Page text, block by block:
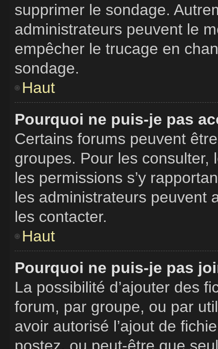
supprimer le sondage.
administrateurs peuvent le
empêcher le trucage en
sondage.
Haut
Pourquoi ne puis-je pas
Certains forums peuvent
groupes. Pour les consulter,
les permissions s’y
les administrateurs peuvent
les contacter.
Haut
Pourquoi ne puis-je pas
La possibilité d’ajouter des
forum, par groupe, ou par
avoir autorisé l’ajout de